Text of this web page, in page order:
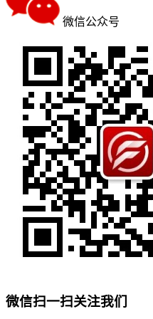
微信公众号
微信扫一扫关注我们